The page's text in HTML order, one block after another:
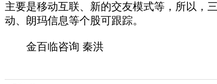
主要是移动互联、新的交友模式等，所以，
动、朗玛信息等个股可跟踪。
金百临咨询 秦洪